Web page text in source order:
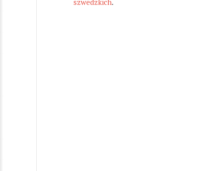
szwedzkich.